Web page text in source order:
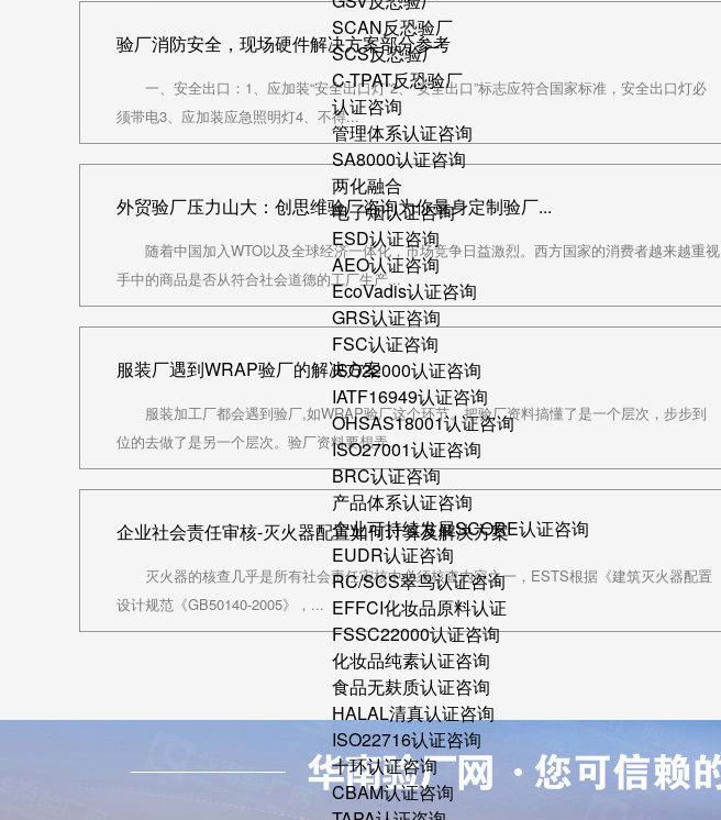
SCAN反恐验厂
SCS反恐验厂
C-TPAT反恐验厂
认证咨询
管理体系认证咨询
SA8000认证咨询
两化融合
电子烟认证咨询
ESD认证咨询
AEO认证咨询
EcoVadis认证咨询
GRS认证咨询
FSC认证咨询
ISO22000认证咨询
IATF16949认证咨询
OHSAS18001认证咨询
ISO27001认证咨询
BRC认证咨询
产品体系认证咨询
企业可持续发展SCORE认证咨询
EUDR认证咨询
RC/SCS翠鸟认证咨询
EFFCI化妆品原料认证
FSSC22000认证咨询
化妆品纯素认证咨询
食品无麸质认证咨询
HALAL清真认证咨询
ISO22716认证咨询
十环认证咨询
CBAM认证咨询
验厂消防安全，现场硬件解决方案部分参考
一、安全出口：1、应加装“安全出口灯”2、“安全出口”标志应符合国家标准，安全出口灯必
须带电3、应加装应急照明灯4、不得...
外贸验厂压力山大：创思维验厂咨询为你量身定制验厂...
随着中国加入WTO以及全球经济一体化，市场竞争日益激烈。西方国家的消费者越来越重视
手中的商品是否从符合社会道德的工厂生产...
服装厂遇到WRAP验厂的解决方案
服装加工厂都会遇到验厂,如WRAP验厂这个环节。把验厂资料搞懂了是一个层次，步步到
位的去做了是另一个层次。验厂资料要想弄...
企业社会责任审核-灭火器配置如何计算及解决方案
灭火器的核查几乎是所有社会责任审核中必须核查内容之一，ESTS根据《建筑灭火器配置
设计规范《GB50140-2005》，...